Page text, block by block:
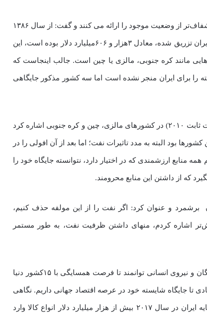
وی به بعضی از شاخص هایی اشاره نمود که تصویری شفاف‌تر از وضعیت موجود را ارائه می کنند و گفت: از سال ۱۳۸۶
تا ۱۳۹۶ ، منابع حاصل از نفت خام و گاز که در اقتصاد ایران تزریق شده، معادل ۳هزار و ۶۰۶میلیارد دلار بوده است، این
مانند کره جنوبی، مالزی یا چین است. جالب اینجاست که
را برای ایران منجر نشده است اما سه کشور مذکور جایگاهی
وی به سهم سرانه تولید ناخالص داخلی (سرانه به قیمت ثابت ۲۰۱۰) در کشورهای مالزی، چین و کره جنوبی اشاره کرد
بود البته به مدد تاثیرات نفت؛ اما بعد از آن افولی را در
منابع ارزشمندی که در اختیار دارد، نتوانسته جایگاه خود را
که از داشتن این منابع محرومند.
برشمرد و عنوان کرد: اگر نفت را از این مولفه حذف کنیم،
اشاره کردم، منهای داشتن ظرفیت نفت، به طور مستمر
وی یادآور شد: کشور ما، ذخایر ارزشمندی دارد از نخبگان و نیروی انسانی توانمند تا فرصت همسایگی با ۱۵کشور دنیا
تا جایگاه شایسته خود در عرصه اقتصاد جهانی داریم. نگاهی
به آمارهای جهانی نیز نشان می دهد ۱۵ کشـور همسـایه ایران در سال ۲۰۱۷ بیش از هزار میلیارد دلار انواع کالا وارد